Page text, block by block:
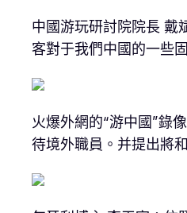
中國游玩研討院院長 戴
客對于我們中國的一些
火爆外網的“游中國”錄
待境外職員。并提出將